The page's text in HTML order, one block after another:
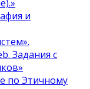
и
Задания с
по Этичному